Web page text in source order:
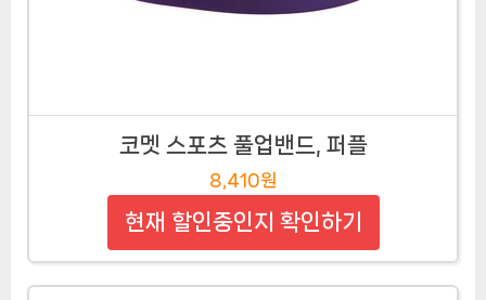
코멧 스포츠 풀업밴드, 퍼플
8,410원
현재 할인중인지 확인하기